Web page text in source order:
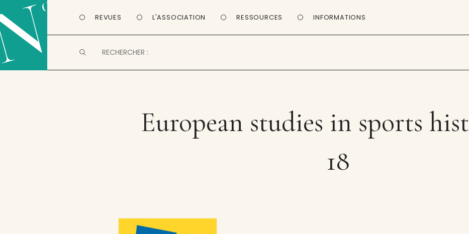
REVUES L'ASSOCIATION RESSOURCES INFORMATIONS
European studies in sports
18